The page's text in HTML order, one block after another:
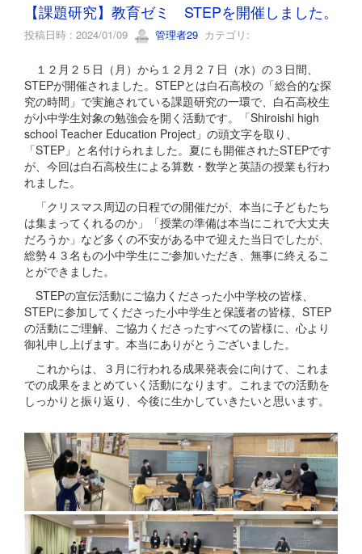
【課題研究】教育ゼミ STEPを開催しました。
投稿日時 : 2024/01/09 管理者29 カテゴリ:
１２月２５日（月）から１２月２７日（水）の３日間、
STEPが開催されました。STEPとは白石高校の「総合的な探
究の時間」で実施されている課題研究の一環で、白石高校生
が小中学生対象の勉強会を開く活動です。「Shiroishi high
school Teacher Education Project」の頭文字を取り、
「STEP」と名付けられました。夏にも開催されたSTEPです
が、今回は白石高校生による算数・数学と英語の授業も行わ
れました。
「クリスマス周辺の日程での開催だが、本当に子どもたち
は集まってくれるのか」「授業の準備は本当にこれで大丈夫
だろうか」など多くの不安がある中で迎えた当日でしたが、
総勢４３名もの小中学生にご参加いただき、無事に終えるこ
とができました。
STEPの宣伝活動にご協力くださった小中学校の皆様、
STEPに参加してくださった小中学生と保護者の皆様、STEP
の活動にご理解、ご協力くださったすべての皆様に、心より
御礼申し上げます。本当にありがとうございました。
これからは、３月に行われる成果発表会に向けて、これま
での成果をまとめていく活動になります。これまでの活動を
しっかりと振り返り、今後に生かしていきたいと思います。